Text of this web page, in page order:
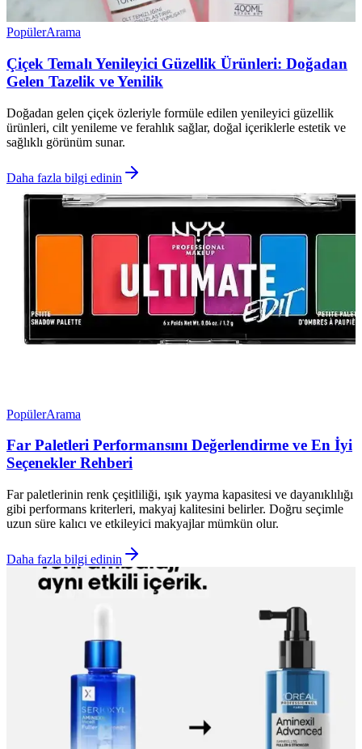
PopülerArama
Çiçek Temalı Yenileyici Güzellik Ürünleri: Doğadan
Gelen Tazelik ve Yenilik
Doğadan gelen çiçek özleriyle formüle edilen yenileyici güzellik
ürünleri, cilt yenileme ve ferahlık sağlar, doğal içeriklerle estetik ve
sağlıklı görünüm sunar.
Daha fazla bilgi edinin
PopülerArama
Far Paletleri Performansını Değerlendirme ve En İyi
Seçenekler Rehberi
Far paletlerinin renk çeşitliliği, ışık yayma kapasitesi ve dayanıklılığı
gibi performans kriterleri, makyaj kalitesini belirler. Doğru seçimle
uzun süre kalıcı ve etkileyici makyajlar mümkün olur.
Daha fazla bilgi edinin